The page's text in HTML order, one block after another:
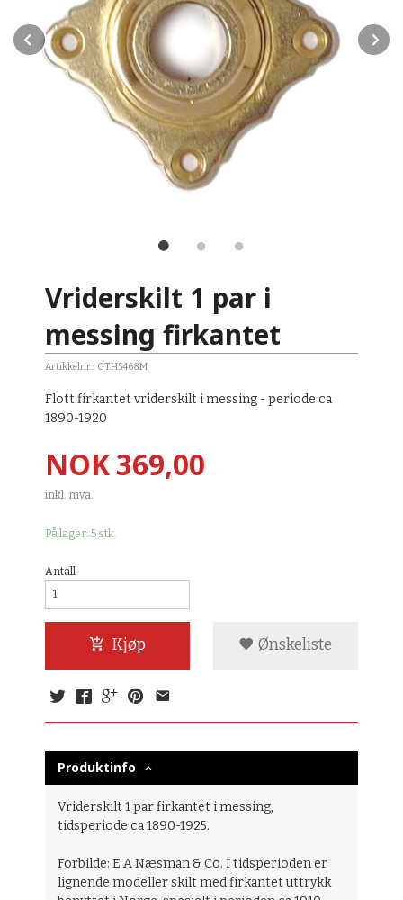
Prev
Vriderskilt 1 par i
messing firkantet
Artikkelnr.: GTH5468M
Flott firkantet vriderskilt i messing - periode ca
1890-1920
Pris
NOK369,00
inkl. mva.
På lager: 5 stk.
Antall
Kjøp Ønskeliste
Produktinfo
Vriderskilt 1 par firkantet i messing,
tidsperiode ca 1890-1925.
Forbilde: E A Næsman & Co. I tidsperioden er
lignende modeller skilt med firkantet uttrykk